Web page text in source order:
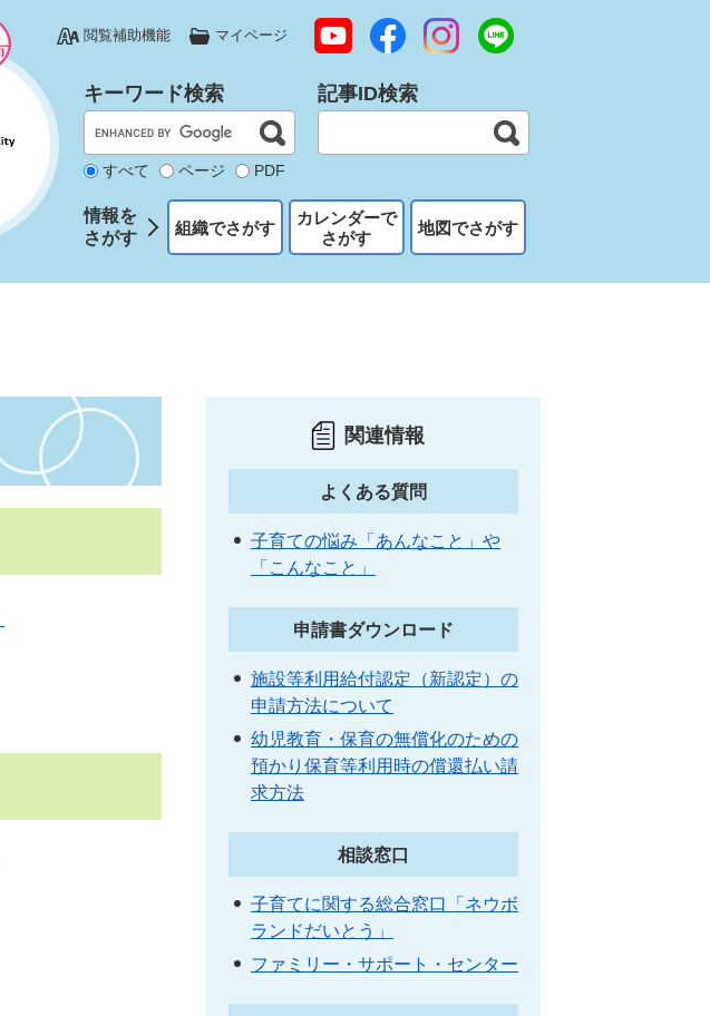
閲覧補助機能 マイページ
キーワード検索
すべて ページ PDF
記事ID検索
情報を
さがす
組織でさがす
カレンダーで
さがす
地図でさがす
関連情報
よくある質問
子育ての悩み「あんなこと」や
「こんなこと」
申請書ダウンロード
施設等利用給付認定（新認定）の
申請方法について
幼児教育・保育の無償化のための
預かり保育等利用時の償還払い請
求方法
相談窓口
子育てに関する総合窓口「ネウボ
ランドだいとう」
ファミリー・サポート・センター